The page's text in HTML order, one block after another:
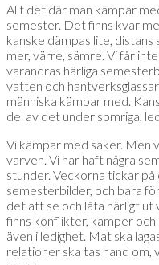
Allt det där man kämpar
semester. Det finns kvar
kanske dämpas lite, distans
mer, värre, sämre. Vi får
varandras härliga
vatten och
människa kämpar med.
del av det under somriga,
Vi kämpar med saker. Men
varven. Vi har haft några
stunder. Veckorna tickar på
semesterbilder, och bara
det att se och låta härligt ut
finns konflikter, kamper
även i ledighet. Mat ska
relationer ska tas hand om,